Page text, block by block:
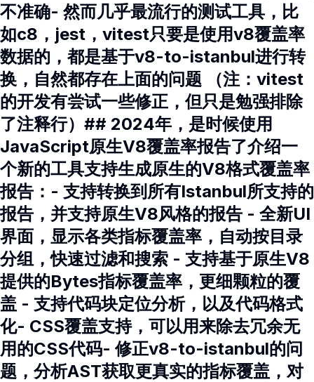
不准确- 然而几乎最流行的测试工具，比
如c8，jest，vitest只要是使用v8覆盖率
数据的，都是基于v8-to-istanbul进行转
换，自然都存在上面的问题 （注：vitest
的开发有尝试一些修正，但只是勉强排除
了注释行）## 2024年，是时候使用
JavaScript原生V8覆盖率报告了介绍一
个新的工具支持生成原生的V8格式覆盖率
报告：- 支持转换到所有Istanbul所支持的
报告，并支持原生V8风格的报告 - 全新UI
界面，显示各类指标覆盖率，自动按目录
分组，快速过滤和搜索 - 支持基于原生V8
提供的Bytes指标覆盖率，更细颗粒的覆
盖 - 支持代码块定位分析，以及代码格式
化- CSS覆盖支持，可以用来除去冗余无
用的CSS代码- 修正v8-to-istanbul的问
题，分析AST获取更真实的指标覆盖，对